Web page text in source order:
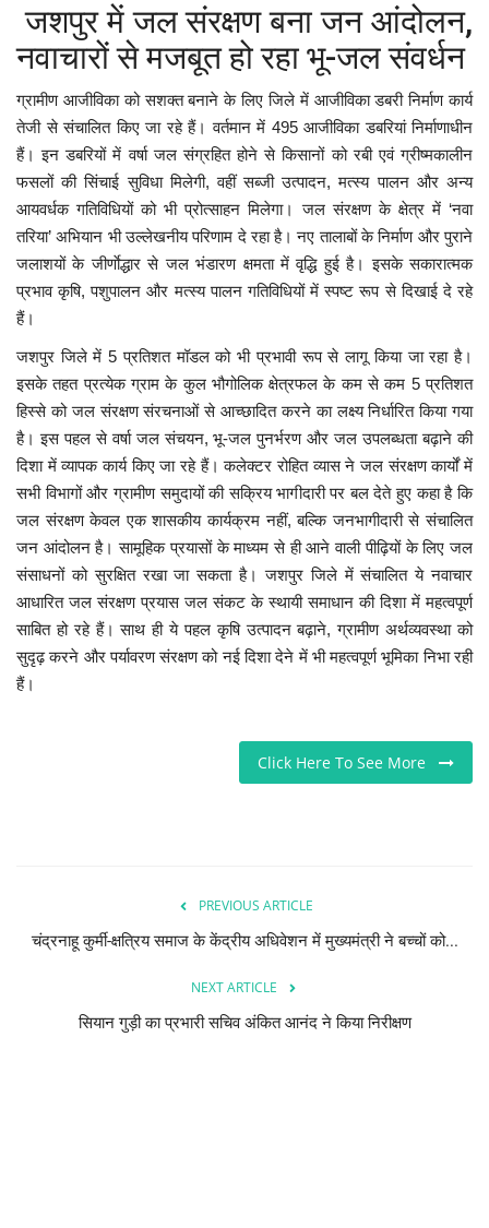
जशपुर में जल संरक्षण बना जन आंदोलन,
नवाचारों से मजबूत हो रहा भू-जल संवर्धन
ग्रामीण आजीविका को सशक्त बनाने के लिए जिले में आजीविका डबरी निर्माण कार्य
तेजी से संचालित किए जा रहे हैं। वर्तमान में 495 आजीविका डबरियां निर्माणाधीन
हैं। इन डबरियों में वर्षा जल संग्रहित होने से किसानों को रबी एवं ग्रीष्मकालीन
फसलों की सिंचाई सुविधा मिलेगी, वहीं सब्जी उत्पादन, मत्स्य पालन और अन्य
आयवर्धक गतिविधियों को भी प्रोत्साहन मिलेगा। जल संरक्षण के क्षेत्र में ‘नवा
तरिया’ अभियान भी उल्लेखनीय परिणाम दे रहा है। नए तालाबों के निर्माण और पुराने
जलाशयों के जीर्णाेद्धार से जल भंडारण क्षमता में वृद्धि हुई है। इसके सकारात्मक
प्रभाव कृषि, पशुपालन और मत्स्य पालन गतिविधियों में स्पष्ट रूप से दिखाई दे रहे
हैं।
जशपुर जिले में 5 प्रतिशत मॉडल को भी प्रभावी रूप से लागू किया जा रहा है।
इसके तहत प्रत्येक ग्राम के कुल भौगोलिक क्षेत्रफल के कम से कम 5 प्रतिशत
हिस्से को जल संरक्षण संरचनाओं से आच्छादित करने का लक्ष्य निर्धारित किया गया
है। इस पहल से वर्षा जल संचयन, भू-जल पुनर्भरण और जल उपलब्धता बढ़ाने की
दिशा में व्यापक कार्य किए जा रहे हैं। कलेक्टर रोहित व्यास ने जल संरक्षण कार्यों में
सभी विभागों और ग्रामीण समुदायों की सक्रिय भागीदारी पर बल देते हुए कहा है कि
जल संरक्षण केवल एक शासकीय कार्यक्रम नहीं, बल्कि जनभागीदारी से संचालित
जन आंदोलन है। सामूहिक प्रयासों के माध्यम से ही आने वाली पीढ़ियों के लिए जल
संसाधनों को सुरक्षित रखा जा सकता है। जशपुर जिले में संचालित ये नवाचार
आधारित जल संरक्षण प्रयास जल संकट के स्थायी समाधान की दिशा में महत्वपूर्ण
साबित हो रहे हैं। साथ ही ये पहल कृषि उत्पादन बढ़ाने, ग्रामीण अर्थव्यवस्था को
सुदृढ़ करने और पर्यावरण संरक्षण को नई दिशा देने में भी महत्वपूर्ण भूमिका निभा रही
हैं।
Click Here To See More
PREVIOUS ARTICLE
चंद्रनाहू कुर्मी-क्षत्रिय समाज के केंद्रीय अधिवेशन में मुख्यमंत्री ने बच्चों को...
NEXT ARTICLE
सियान गुड़ी का प्रभारी सचिव अंकित आनंद ने किया निरीक्षण